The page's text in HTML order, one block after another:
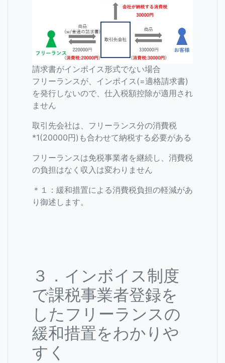
請求書がインボイス形式でない場合
フリーランスが、インボイス(=適格請求書)
を発行しないので、仕入税額控除が適用され
ません
取引先会社は、フリーランス分の消費税
*1(20000円)も合わせて納税する必要がある
フリーランスは免税事業者を継続し、消費税
の負担はなく収入は変わりません
＊１：緩和措置による消費税負担の軽減があ
り御述します。
３．インボイス制度
で課税事業者登録を
したフリーランスの
緩和措置をわかりや
すく